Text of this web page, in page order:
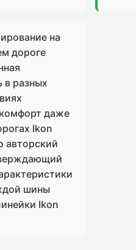
на
дороге
в разных
даже
Ikon
авторский
шины
Ikon